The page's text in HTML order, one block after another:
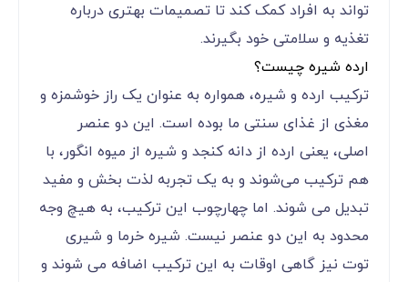
‌تواند به افراد کمک کند تا تصمیمات بهتری درباره
تغذیه و سلامتی خود بگیرند.
ارده شیره چیست؟
ترکیب ارده و شیره، همواره به عنوان یک راز خوشمزه و
مغذی از غذای سنتی ما بوده است. این دو عنصر
اصلی، یعنی ارده از دانه کنجد و شیره از میوه انگور، با
هم ترکیب می‌شوند و به یک تجربه لذت ‌بخش و مفید
تبدیل می ‌شوند. اما چهارچوب این ترکیب، به هیچ وجه
محدود به این دو عنصر نیست. شیره خرما و شیری
توت نیز گاهی اوقات به این ترکیب اضافه می ‌شوند و